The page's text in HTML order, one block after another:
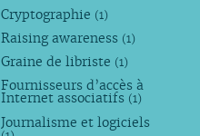
Cryptographie (1)
Raising awareness (1)
Graine de libriste (1)
Fournisseurs d’accès à
Internet associatifs (1)
Journalisme et logiciels